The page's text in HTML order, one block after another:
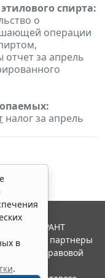
спирта:
о
операции
отчет за апрель
налог за апрель
в
.
ГАРАНТ
и ее партнеры
правовой